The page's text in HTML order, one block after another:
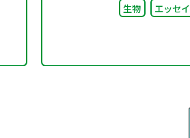
生物
エッセイ